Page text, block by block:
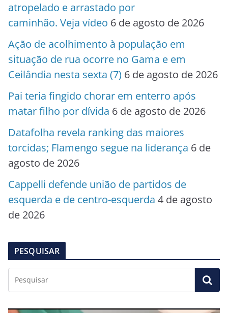
atropelado e arrastado por
caminhão. Veja vídeo 6 de agosto de 2026
Ação de acolhimento à população em
situação de rua ocorre no Gama e em
Ceilândia nesta sexta (7) 6 de agosto de 2026
Pai teria fingido chorar em enterro após
matar filho por dívida 6 de agosto de 2026
Datafolha revela ranking das maiores
torcidas; Flamengo segue na liderança 6 de
agosto de 2026
Cappelli defende união de partidos de
esquerda e de centro-esquerda 4 de agosto
de 2026
PESQUISAR